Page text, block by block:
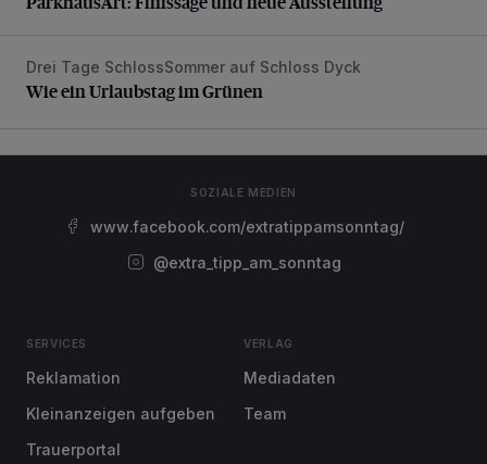
Wie ein Urlaubstag im Grünen
Drei Tage SchlossSommer auf Schloss Dyck
Wie ein Urlaubstag im Grünen
SOZIALE MEDIEN
www.facebook.com/extratippamsonntag/
@extra_tipp_am_sonntag
SERVICES
Reklamation
Kleinanzeigen aufgeben
Trauerportal
VERLAG
Mediadaten
Team